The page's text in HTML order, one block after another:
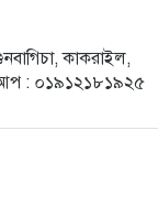
যা হলো
কাকরাইল,
: ০১৯১২১৮১৯২৫